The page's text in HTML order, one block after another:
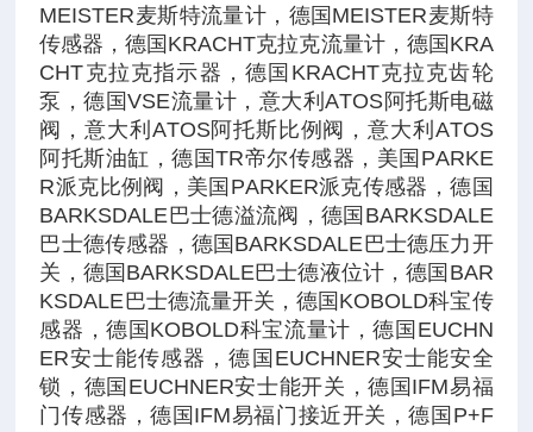
MEISTER麦斯特流量计，德国MEISTER麦斯特
传感器，德国KRACHT克拉克流量计，德国KRA
CHT克拉克指示器，德国KRACHT克拉克齿轮
泵，德国VSE流量计，意大利ATOS阿托斯电磁
阀，意大利ATOS阿托斯比例阀，意大利ATOS
阿托斯油缸，德国TR帝尔传感器，美国PARKE
R派克比例阀，美国PARKER派克传感器，德国
BARKSDALE巴士德溢流阀，德国BARKSDALE
巴士德传感器，德国BARKSDALE巴士德压力开
关，德国BARKSDALE巴士德液位计，德国BAR
KSDALE巴士德流量开关，德国KOBOLD科宝传
感器，德国KOBOLD科宝流量计，德国EUCHN
ER安士能传感器，德国EUCHNER安士能安全
锁，德国EUCHNER安士能开关，德国IFM易福
门传感器，德国IFM易福门接近开关，德国P+F